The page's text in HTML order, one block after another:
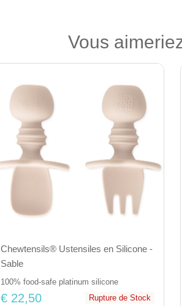
Vous
Chewtensils® Ustensiles en Silicone -
Sable
100% food-safe platinum silicone
€ 22,50 Rupture de Stock